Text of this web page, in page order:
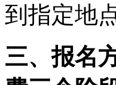
到指定地
三、报名